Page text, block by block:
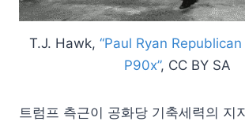
T.J. Hawk, “Paul Ryan
P90x”, CC BY SA
트럼프 측근이 공화당 기축세력의 지